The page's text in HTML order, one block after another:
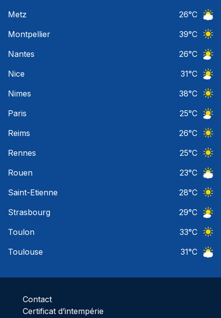
Metz
26°C
Montpellier
39°C
Nantes
26°C
Nice
31°C
Nimes
38°C
Paris
25°C
Reims
26°C
Rennes
25°C
Rouen
23°C
Saint-Etienne
28°C
Strasbourg
29°C
Toulon
33°C
Toulouse
31°C
Contact
Certificat d’intempérie